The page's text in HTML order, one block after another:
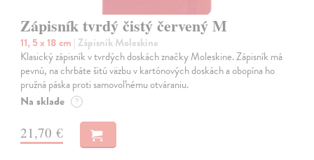
Zápisník tvrdý čistý červený M
11, 5 x 18 cm | Zápisník Moleskine
Klasický zápisník v tvrdých doskách značky Moleskine. Zápisník má
pevnú, na chrbáte šitú väzbu v kartónových doskách a obopína ho
pružná páska proti samovoľnému otváraniu.
Na sklade ?
21,70 €